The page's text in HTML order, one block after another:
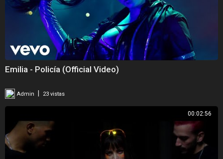
Emilia - Policía (Official Video)
Admin 23 vistas
00:02:56